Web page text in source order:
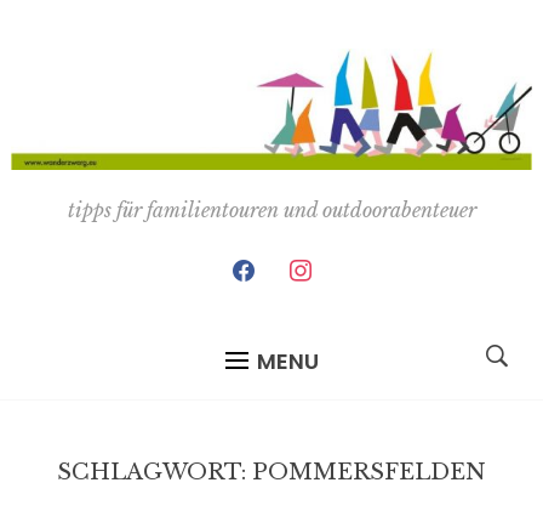
tipps für familientouren und outdoorabenteuer
facebookinstagram
MENU
SCHLAGWORT: POMMERSFELDEN